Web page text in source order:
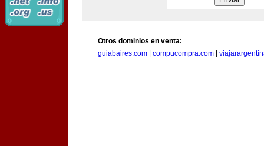
Otros dominios en venta:
guiabaires.com
compucompra.com